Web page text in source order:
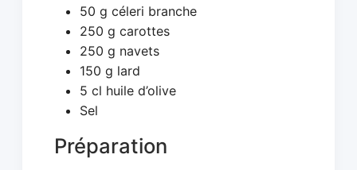
50 g céleri branche
250 g carottes
250 g navets
150 g lard
5 cl huile d’olive
Sel
Préparation